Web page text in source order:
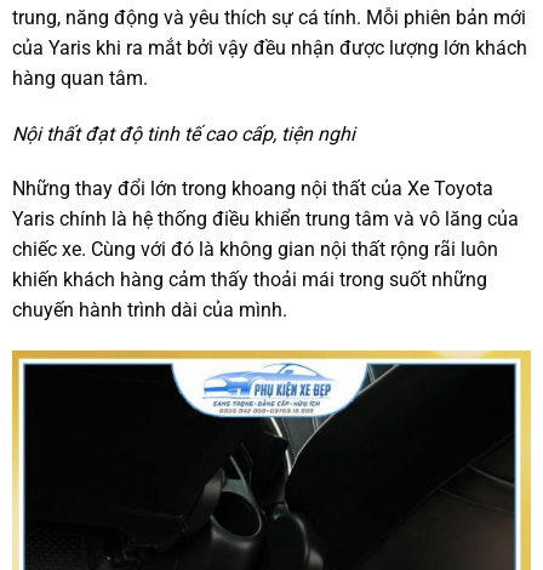
trung, năng động và yêu thích sự cá tính. Mỗi phiên bản mới
của Yaris khi ra mắt bởi vậy đều nhận được lượng lớn khách
hàng quan tâm.
Nội thất đạt độ tinh tế cao cấp, tiện nghi
Những thay đổi lớn trong khoang nội thất của Xe Toyota
Yaris chính là hệ thống điều khiển trung tâm và vô lăng của
chiếc xe. Cùng với đó là không gian nội thất rộng rãi luôn
khiến khách hàng cảm thấy thoải mái trong suốt những
chuyến hành trình dài của mình.